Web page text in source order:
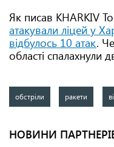
Як писав KHARKIV
атакували ліцей у
відбулось 10 атак.
області спалахнули
обстріли ракети